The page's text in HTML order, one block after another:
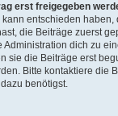
erst freigegeben
entschieden haben,
die Beiträge zuerst
Administration dich zu
sie die Beiträge erst
Bitte kontaktiere die
benötigst.